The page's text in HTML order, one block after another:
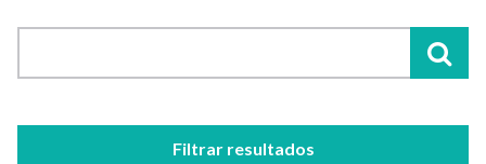
Filtrar resultados